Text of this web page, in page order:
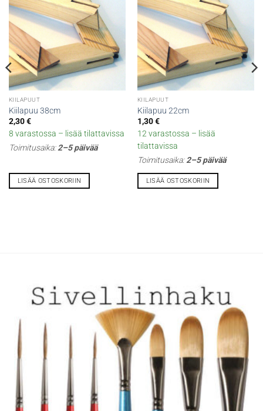
KIILAPUUT
Kiilapuu 38cm
2,30€
8 varastossa – lisää tilattavissa
Toimitusaika:2–5 päivää
LISÄÄ OSTOSKORIIN
KIILAPUUT
Kiilapuu 22cm
1,30€
12 varastossa – lisää
tilattavissa
Toimitusaika:2–5 päivää
LISÄÄ OSTOSKORIIN